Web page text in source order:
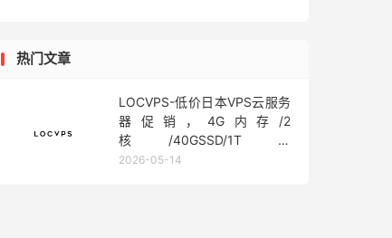
热门文章
LOCVPS-低价日本VPS云服务
器促销，4G内存/2
核/40GSSD/1T流
量/450Mbps带宽，低至36元/
2026-05-14